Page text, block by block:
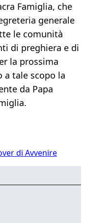
Famiglia, che
generale
le comunità
di preghiera e di
la prossima
a tale scopo la
da Papa
di Avvenire